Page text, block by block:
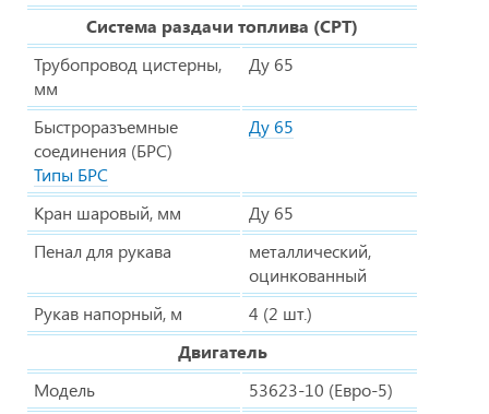
Система раздачи топлива (СРТ)
Трубопровод цистерны,
мм
Ду 65
Быстроразъемные
соединения (БРС)
Типы БРС
Ду 65
Кран шаровый, мм
Ду 65
Пенал для рукава
металлический,
оцинкованный
Рукав напорный, м
4 (2 шт.)
Двигатель
Модель
53623-10 (Евро-5)